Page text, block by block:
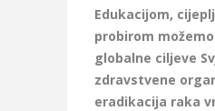
Edukacijom,
probirom
globalne ciljeve
zdravstvene
eradikacija raka